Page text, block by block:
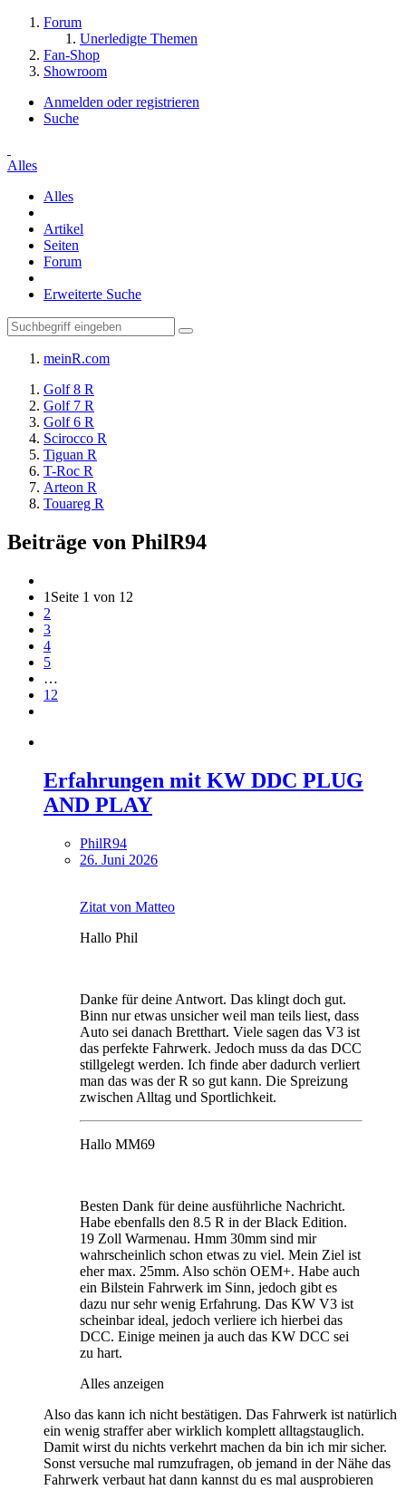
Forum
Unerledigte Themen
Fan-Shop
Showroom
Anmelden oder registrieren
Suche
Alles
Alles
Artikel
Seiten
Forum
Erweiterte Suche
meinR.com
Golf 8 R
Golf 7 R
Golf 6 R
Scirocco R
Tiguan R
T-Roc R
Arteon R
Touareg R
Beiträge von PhilR94
1 Seite 1 von 12
2
3
4
5
…
12
Erfahrungen mit KW DDC PLUG
AND PLAY
PhilR94
26. Juni 2026
Zitat von Matteo
Hallo Phil
Danke für deine Antwort. Das klingt doch gut.
Binn nur etwas unsicher weil man teils liest, dass
Auto sei danach Bretthart. Viele sagen das V3 ist
das perfekte Fahrwerk. Jedoch muss da das DCC
stillgelegt werden. Ich finde aber dadurch verliert
man das was der R so gut kann. Die Spreizung
zwischen Alltag und Sportlichkeit.
Hallo MM69
Besten Dank für deine ausführliche Nachricht.
Habe ebenfalls den 8.5 R in der Black Edition.
19 Zoll Warmenau. Hmm 30mm sind mir
wahrscheinlich schon etwas zu viel. Mein Ziel ist
eher max. 25mm. Also schön OEM+. Habe auch
ein Bilstein Fahrwerk im Sinn, jedoch gibt es
dazu nur sehr wenig Erfahrung. Das KW V3 ist
scheinbar ideal, jedoch verliere ich hierbei das
DCC. Einige meinen ja auch das KW DCC sei
zu hart.
Alles anzeigen
Also das kann ich nicht bestätigen. Das Fahrwerk ist natürlich
ein wenig straffer aber wirklich komplett alltagstauglich.
Damit wirst du nichts verkehrt machen da bin ich mir sicher.
Sonst versuche mal rumzufragen, ob jemand in der Nähe das
Fahrwerk verbaut hat dann kannst du es mal ausprobieren